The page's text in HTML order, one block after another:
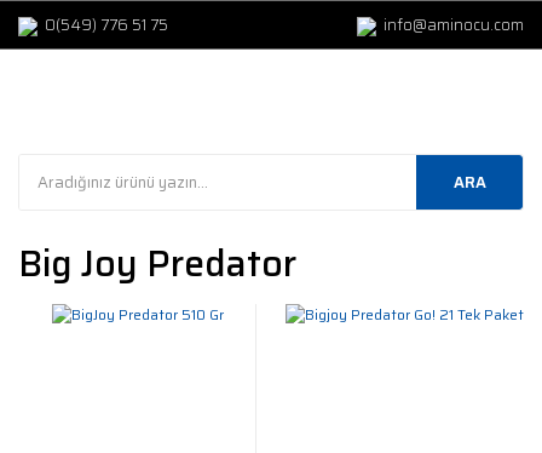
0(549) 776 51 75 info@aminocu.com
ARA
Big Joy Predator